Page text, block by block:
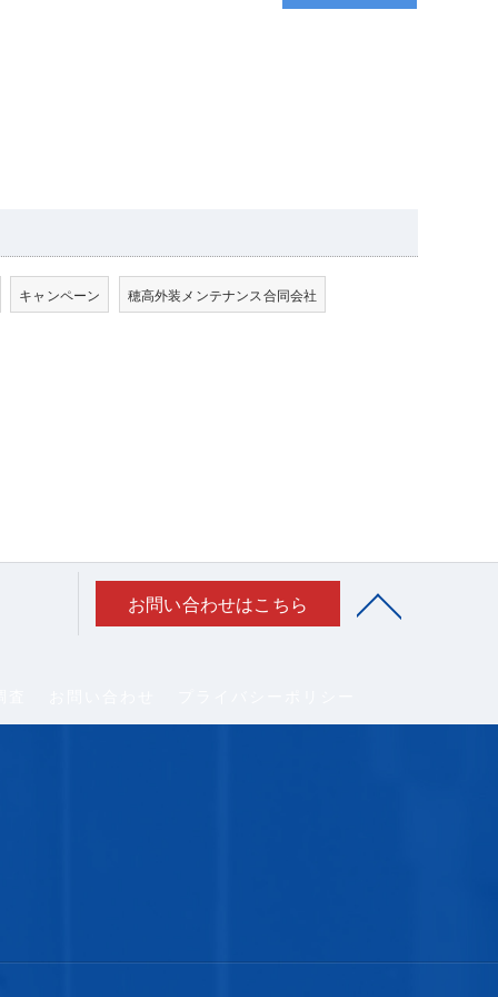
キャンペーン 穂高外装メンテナンス合同会社
お問い合わせはこちら